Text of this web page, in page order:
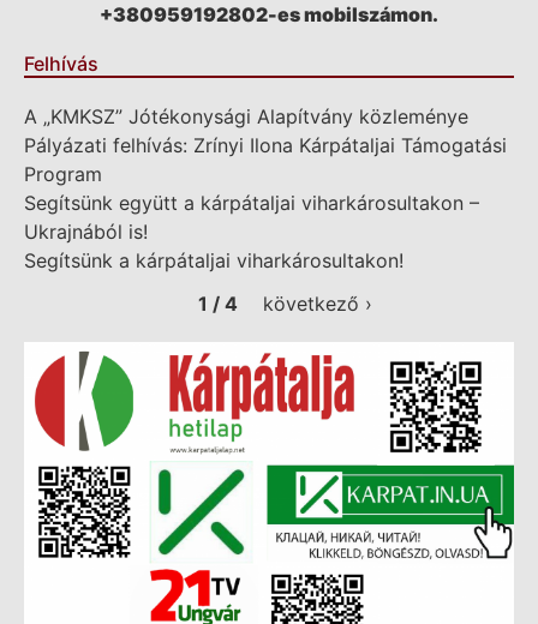
+380959192802-es mobilszámon.
Felhívás
A „KMKSZ” Jótékonysági Alapítvány közleménye
Pályázati felhívás: Zrínyi Ilona Kárpátaljai Támogatási
Program
Segítsünk együtt a kárpátaljai viharkárosultakon –
Ukrajnából is!
Segítsünk a kárpátaljai viharkárosultakon!
1 / 4
következő ›